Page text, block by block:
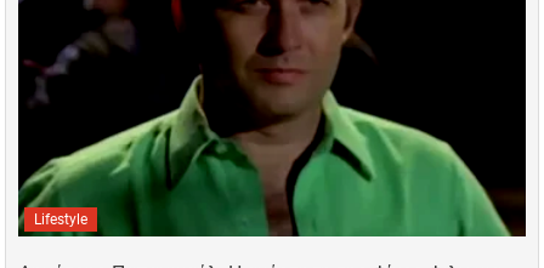
Lifestyle